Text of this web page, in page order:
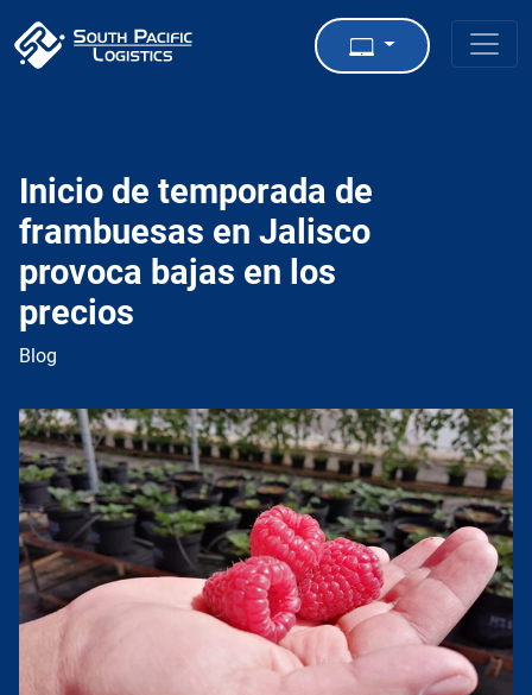
Inicio de temporada de
frambuesas en Jalisco
provoca bajas en los
precios
Blog